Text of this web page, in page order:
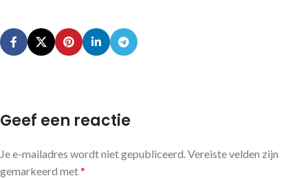
Geef een reactie
Je e-mailadres wordt niet gepubliceerd.Vereiste velden zijn
gemarkeerd met*